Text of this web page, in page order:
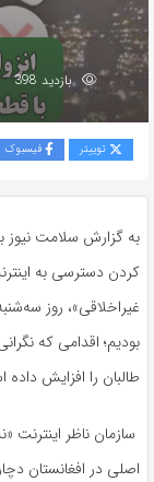
بازدید 398
توییتر فیسبوک
به گزارش سلامت نیوز
کردن دسترسی به
غیراخلاقی»، روز
بودیم؛ اقدامی که
طالبان را افزایش
سازمان ناظر اینترنت
اصلی در افغانستان